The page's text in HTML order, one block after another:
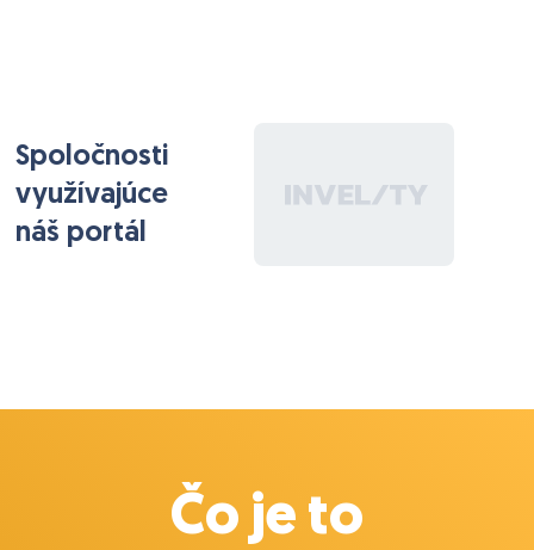
Spoločnosti
využívajúce
náš portál
Čo je to